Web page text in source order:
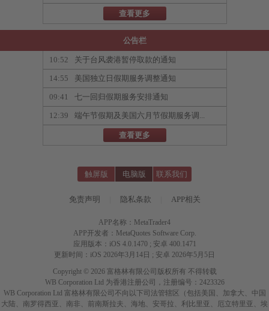
查看更多
公告栏
10:52 关于台风袭港暂停取款的通知
14:55 美国独立日假期服务调整通知
09:41 七一回归假期服务安排通知
12:39 端午节假期及美国六月节假期服务调...
查看更多
触屏版 电脑版 联系我们
免责声明 隐私条款 APP相关
APP名称：MetaTrader4
APP开发者：MetaQuotes Software Corp.
应用版本：iOS 4.0.1470 ; 安卓 400.1471
更新时间：iOS 2026年3月14日 ; 安卓 2026年5月5日
Copyright © 2026 富格林有限公司版权所有 不得转载
WB Corporation Ltd 为香港注册公司，注册编号：2423326
WB Corporation Ltd 富格林有限公司不向以下司法管辖区（包括美国、加拿大、中国
大陆、南罗得西亚、南非、前南斯拉夫、海地、安哥拉、利比里亚、厄立特里亚、埃